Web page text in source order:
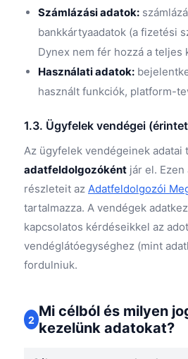
Számlázási adatok:
bankkártyaadatok (a fizetési
Dynex nem fér hozzá a teljes
Használati adatok:
használt funkciók, platform-
1.3. Ügyfelek vendégei
Az ügyfelek vendégeinek adatai
adatfeldolgozóként jár el.
részleteit az Adatfeldolgozói
tartalmazza. A vendégek
kapcsolatos kérdéseikkel az
vendéglátóegységhez (mint
fordulniuk.
2 Mi célból és milyen
kezelünk adatokat?